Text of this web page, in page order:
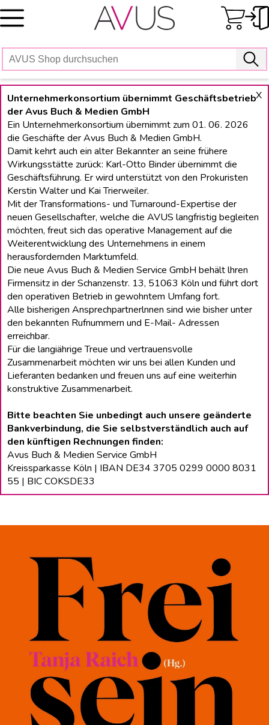
Skip
to
X
Unternehmerkonsortium übernimmt Geschäftsbetrieb
der Avus Buch & Medien GmbH
Ein Unternehmerkonsortium übernimmt zum 01. 06. 2026
die Geschäfte der Avus Buch & Medien GmbH.
Damit kehrt auch ein alter Bekannter an seine frühere
Wirkungsstätte zurück: Karl-Otto Binder übernimmt die
Geschäftsführung. Er wird unterstützt von den Prokuristen
Kerstin Walter und Kai Trierweiler.
Mit der Transformations- und Turnaround-Expertise der
neuen Gesellschafter, welche die AVUS langfristig begleiten
möchten, freut sich das operative Management auf die
Weiterentwicklung des Unternehmens in einem
herausfordernden Marktumfeld.
Die neue Avus Buch & Medien Service GmbH behält lhren
Firmensitz in der Schanzenstr. 13, 51063 Köln und führt dort
den operativen Betrieb in gewohntem Umfang fort.
Alle bisherigen Ansprechpartnerlnnen sind wie bisher unter
den bekannten Rufnummern und E-Mail- Adressen
erreichbar.
Für die langiährige Treue und vertrauensvolle
Zusammenarbeit möchten wir uns bei allen Kunden und
Lieferanten bedanken und freuen uns auf eine weiterhin
konstruktive Zusammenarbeit.
Bitte beachten Sie unbedingt auch unsere geänderte
Bankverbindung, die Sie selbstverständlich auch auf
den künftigen Rechnungen finden:
Avus Buch & Medien Service GmbH
Kreissparkasse Köln | IBAN DE34 3705 0299 0000 8031
55 | BIC COKSDE33